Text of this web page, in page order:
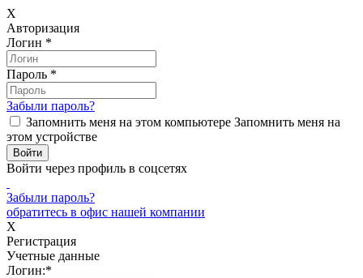
X
Авторизация
Логин *
Пароль *
Забыли пароль?
Запомнить меня на этом компьютере Запомнить меня на
этом устройстве
Войти через профиль в соцсетях
Забыли пароль?
обратитесь в офис нашей компании
X
Регистрация
Учетные данные
Логин:*